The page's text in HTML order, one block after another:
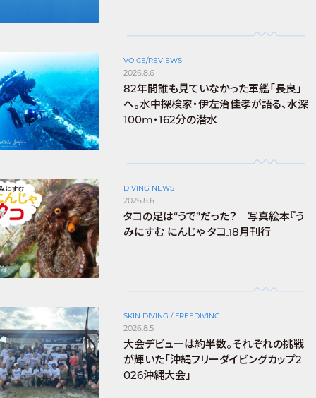
VOICE/REVIEWS
2026.8.6
82年間誰も見ていなかった軍艦「長良」
へ。水中探検家・伊左治佳孝が語る、水深
100m・162分の潜水
DIVING NEWS
2026.8.6
タコの足は“うで”だった？ 写真絵本『う
みにすむ にんじゃ タコ』8月刊行
SKIN DIVING / FREEDIVING
2026.8.5
大会デビューは約半数。それぞれの挑戦
が輝いた「沖縄フリーダイビングカップ2
026沖縄大会」